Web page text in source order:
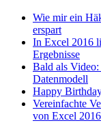
Wie mir ein
erspart
In Excel 2016
Ergebnisse
Bald als
Datenmodell
Happy
Vereinfachte
von Excel 2016